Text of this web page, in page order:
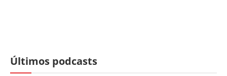
Últimos podcasts